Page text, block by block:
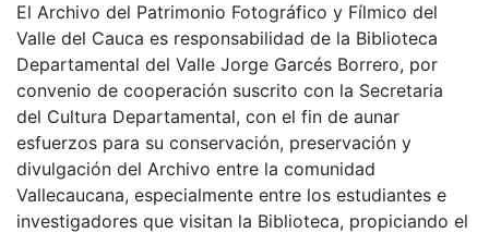
El Archivo del Patrimonio Fotográfico y Fílmico del
Valle del Cauca es responsabilidad de la Biblioteca
Departamental del Valle Jorge Garcés Borrero, por
convenio de cooperación suscrito con la Secretaria
del Cultura Departamental, con el fin de aunar
esfuerzos para su conservación, preservación y
divulgación del Archivo entre la comunidad
Vallecaucana, especialmente entre los estudiantes e
investigadores que visitan la Biblioteca, propiciando el